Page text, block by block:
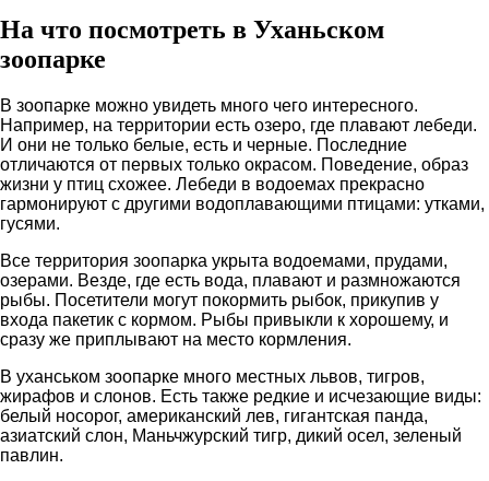
На что посмотреть в Уханьском
зоопарке
В зоопарке можно увидеть много чего интересного.
Например, на территории есть озеро, где плавают лебеди.
И они не только белые, есть и черные. Последние
отличаются от первых только окрасом. Поведение, образ
жизни у птиц схожее. Лебеди в водоемах прекрасно
гармонируют с другими водоплавающими птицами: утками,
гусями.
Все территория зоопарка укрыта водоемами, прудами,
озерами. Везде, где есть вода, плавают и размножаются
рыбы. Посетители могут покормить рыбок, прикупив у
входа пакетик с кормом. Рыбы привыкли к хорошему, и
сразу же приплывают на место кормления.
В уханськом зоопарке много местных львов, тигров,
жирафов и слонов. Есть также редкие и исчезающие виды:
белый носорог, американский лев, гигантская панда,
азиатский слон, Маньчжурский тигр, дикий осел, зеленый
павлин.